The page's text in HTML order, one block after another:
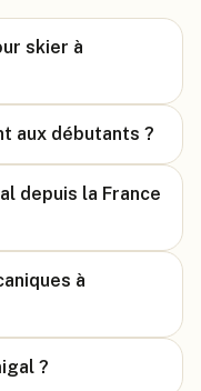
skier à
aux débutants ?
depuis la France
à
?